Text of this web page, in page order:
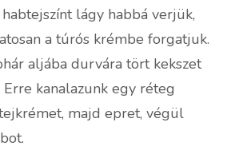
lágy habbá verjük,
a túrós krémbe forgatjuk.
aljába durvára tört kekszet
Erre kanalazunk egy réteg
majd epret, végül